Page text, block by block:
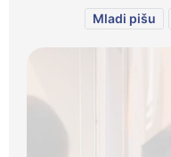
Mladi pišu